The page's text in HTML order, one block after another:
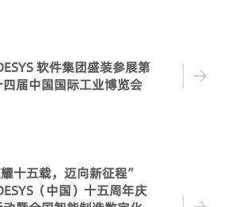
软件集团盛装参展第
四届中国国际工业博览会
十五载，迈向新征程”
（中国）十五周年庆